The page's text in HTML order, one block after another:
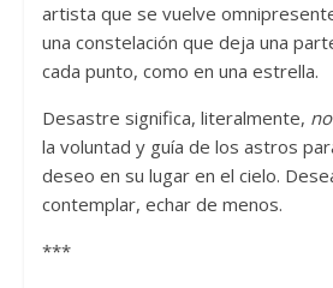
artista que se vuelve
una constelación que deja una
cada punto, como en una estrella.
Desastre significa, literalmente,
la voluntad y guía de los astros
deseo en su lugar en el cielo.
contemplar, echar de menos.
***